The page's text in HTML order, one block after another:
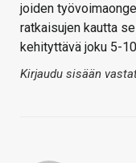
joiden
ratkaisujen kautta
kehityttävä joku 5-
Kirjaudu sisään